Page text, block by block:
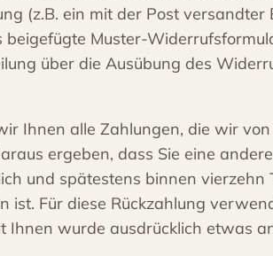
(z.B. ein mit der Post
Muster-
über die Ausübung des
Ihnen alle Zahlungen, die wir
ergeben, dass Sie eine
und spätestens binnen
Für diese Rückzahlung
Ihnen wurde ausdrücklich etwas